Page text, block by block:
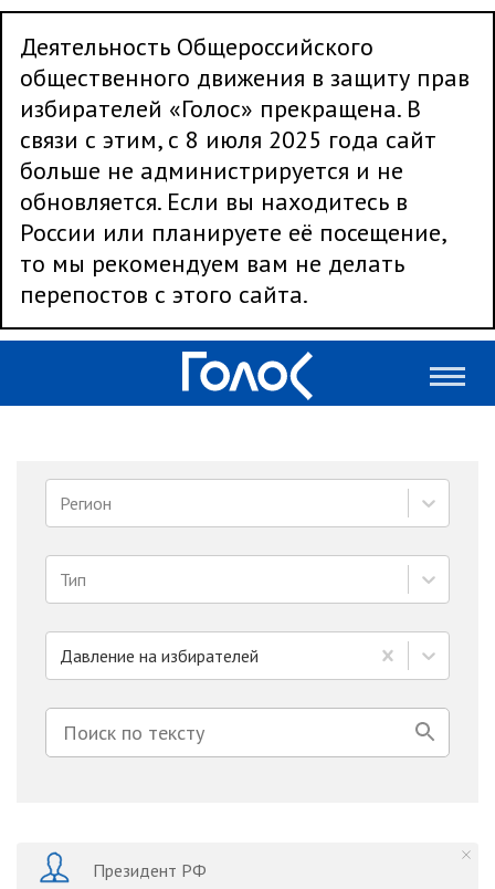
Деятельность Общероссийского
общественного движения в защиту прав
избирателей «Голос» прекращена. В
связи с этим, с 8 июля 2025 года сайт
больше не администрируется и не
обновляется. Если вы находитесь в
России или планируете её посещение,
то мы рекомендуем вам не делать
перепостов с этого сайта.
Регион
Тип
Давление на избирателей
Президент РФ